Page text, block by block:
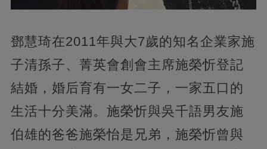
鄧慧琦在2011年與大7歲的知名企業家施
子清孫子、菁英會創會主席施榮忻登記
結婚，婚后育有一女二子，一家五口的
生活十分美滿。施榮忻與吳千語男友施
伯雄的爸爸施榮怡是兄弟，施榮忻曾與